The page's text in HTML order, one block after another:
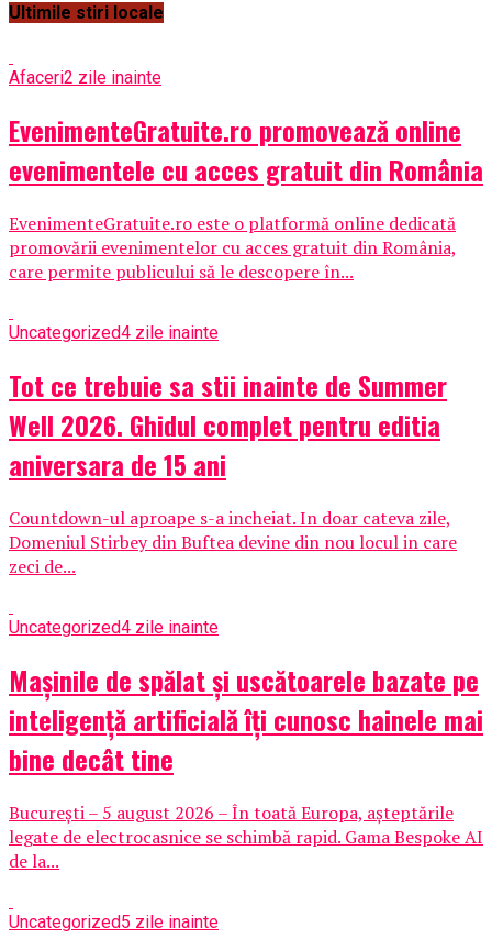
Ultimile stiri locale
Afaceri2 zile inainte
EvenimenteGratuite.ro promovează online
evenimentele cu acces gratuit din România
EvenimenteGratuite.ro este o platformă online dedicată
promovării evenimentelor cu acces gratuit din România,
care permite publicului să le descopere în...
Uncategorized4 zile inainte
Tot ce trebuie sa stii inainte de Summer
Well 2026. Ghidul complet pentru editia
aniversara de 15 ani
Countdown-ul aproape s-a incheiat. In doar cateva zile,
Domeniul Stirbey din Buftea devine din nou locul in care
zeci de...
Uncategorized4 zile inainte
Mașinile de spălat și uscătoarele bazate pe
inteligență artificială îți cunosc hainele mai
bine decât tine
București – 5 august 2026 – În toată Europa, așteptările
legate de electrocasnice se schimbă rapid. Gama Bespoke AI
de la...
Uncategorized5 zile inainte